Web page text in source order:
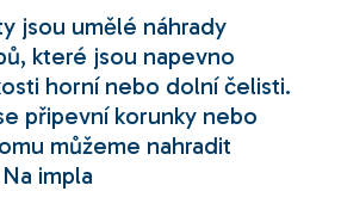
jsou umělé náhrady
které jsou napevno
horní nebo dolní čelisti.
připevní korunky nebo
můžeme nahradit
impla